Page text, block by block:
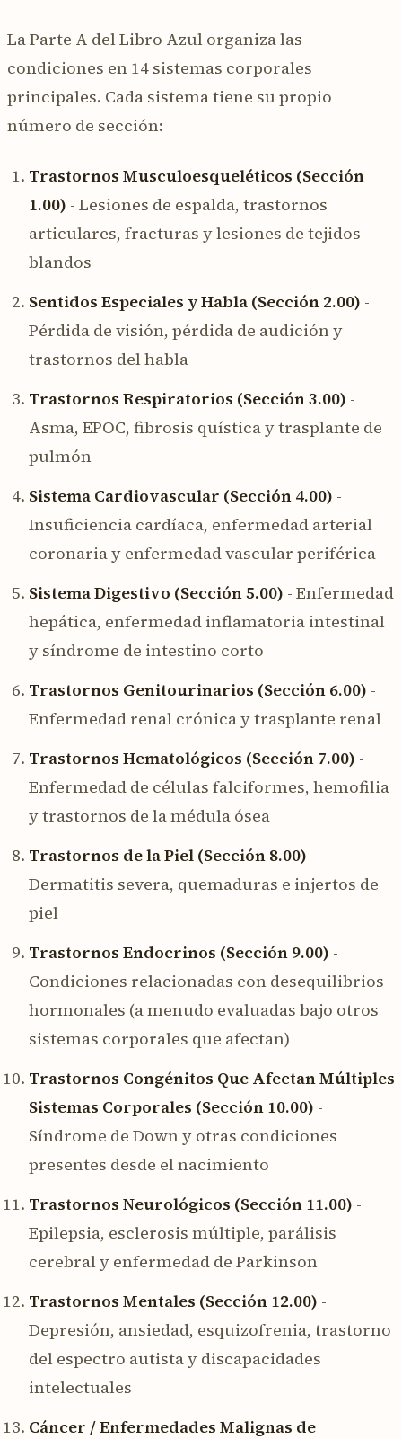
La Parte A del Libro Azul organiza las
condiciones en 14 sistemas corporales
principales. Cada sistema tiene su propio
número de sección:
Trastornos Musculoesqueléticos (Sección
1.00) - Lesiones de espalda, trastornos
articulares, fracturas y lesiones de tejidos
blandos
Sentidos Especiales y Habla (Sección 2.00) -
Pérdida de visión, pérdida de audición y
trastornos del habla
Trastornos Respiratorios (Sección 3.00) -
Asma, EPOC, fibrosis quística y trasplante de
pulmón
Sistema Cardiovascular (Sección 4.00) -
Insuficiencia cardíaca, enfermedad arterial
coronaria y enfermedad vascular periférica
Sistema Digestivo (Sección 5.00) - Enfermedad
hepática, enfermedad inflamatoria intestinal
y síndrome de intestino corto
Trastornos Genitourinarios (Sección 6.00) -
Enfermedad renal crónica y trasplante renal
Trastornos Hematológicos (Sección 7.00) -
Enfermedad de células falciformes, hemofilia
y trastornos de la médula ósea
Trastornos de la Piel (Sección 8.00) -
Dermatitis severa, quemaduras e injertos de
piel
Trastornos Endocrinos (Sección 9.00) -
Condiciones relacionadas con desequilibrios
hormonales (a menudo evaluadas bajo otros
sistemas corporales que afectan)
Trastornos Congénitos Que Afectan Múltiples
Sistemas Corporales (Sección 10.00) -
Síndrome de Down y otras condiciones
presentes desde el nacimiento
Trastornos Neurológicos (Sección 11.00) -
Epilepsia, esclerosis múltiple, parálisis
cerebral y enfermedad de Parkinson
Trastornos Mentales (Sección 12.00) -
Depresión, ansiedad, esquizofrenia, trastorno
del espectro autista y discapacidades
intelectuales
Cáncer / Enfermedades Malignas de